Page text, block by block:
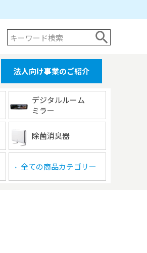
法人向け事業のご紹介
デジタルルーム
ミラー
除菌消臭器
▶ 全ての商品カテゴリー